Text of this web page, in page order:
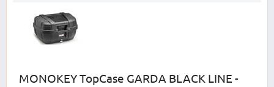
MONOKEY TopCase GARDA BLACK LINE -